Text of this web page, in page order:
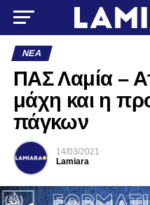
ΝΈΑ
ΠΑΣ Λαμία –
μάχη και η
πάγκων
14/03/2021
Lamiara